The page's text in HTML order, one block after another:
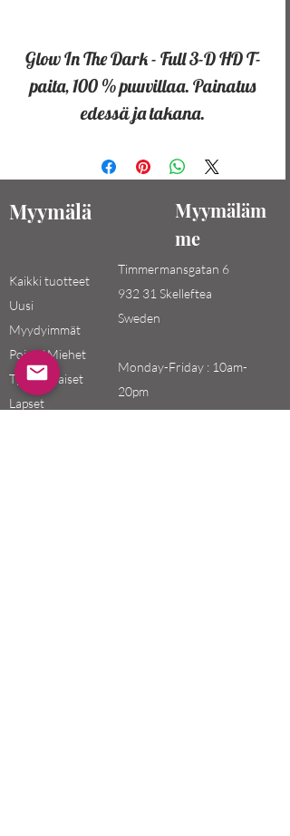
Glow In The Dark - Full 3-D HD T-
paita, 100 % puuvillaa. Painatus
edessä ja takana.
Myymälä
Myymäläm
me
Kaikki tuotteet
Uusi
Myydyimmät
Pojat / Miehet
Tytöt / Naiset
Lapset
Timmermansgatan 6
932 31 Skelleftea
Sweden
Monday-Friday : 10am-
20pm